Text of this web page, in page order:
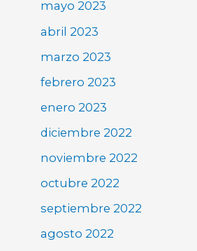
mayo 2023
abril 2023
marzo 2023
febrero 2023
enero 2023
diciembre 2022
noviembre 2022
octubre 2022
septiembre 2022
agosto 2022